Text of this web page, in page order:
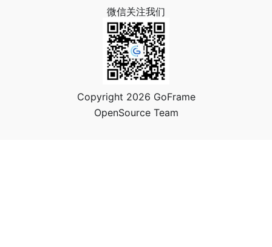
微信关注我们
Copyright 2026 GoFrame
OpenSource Team